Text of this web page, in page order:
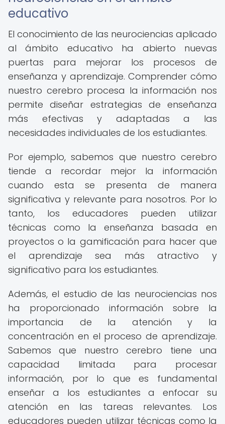
educativo
El conocimiento de las neurociencias aplicado
al ámbito educativo ha abierto nuevas
puertas para mejorar los procesos de
enseñanza y aprendizaje. Comprender cómo
nuestro cerebro procesa la información nos
permite diseñar estrategias de enseñanza
más efectivas y adaptadas a las
necesidades individuales de los estudiantes.
Por ejemplo, sabemos que nuestro cerebro
tiende a recordar mejor la información
cuando esta se presenta de manera
significativa y relevante para nosotros. Por lo
tanto, los educadores pueden utilizar
técnicas como la enseñanza basada en
proyectos o la gamificación para hacer que
el aprendizaje sea más atractivo y
significativo para los estudiantes.
Además, el estudio de las neurociencias nos
ha proporcionado información sobre la
importancia de la atención y la
concentración en el proceso de aprendizaje.
Sabemos que nuestro cerebro tiene una
capacidad limitada para procesar
información, por lo que es fundamental
enseñar a los estudiantes a enfocar su
atención en las tareas relevantes. Los
educadores pueden utilizar técnicas como la